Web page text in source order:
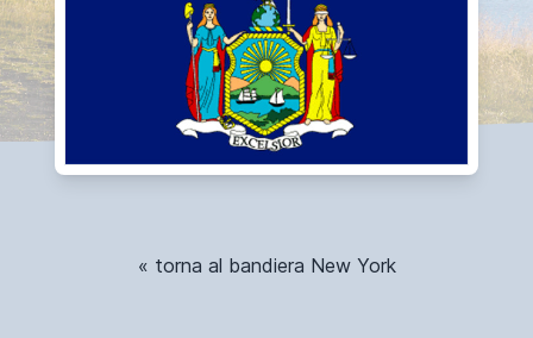
« torna al bandiera New York